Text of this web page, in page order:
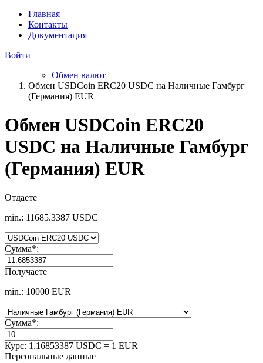
Главная
Контакты
Документация
Войти
Обмен валют
Обмен USDCoin ERC20 USDC на Наличные Гамбург
(Германия) EUR
Обмен USDCoin ERC20
USDC на Наличные Гамбург
(Германия) EUR
Отдаете
min.: 11685.3387 USDC
Сумма*:
Получаете
min.: 10000 EUR
Сумма*:
Курс: 1.16853387 USDC = 1 EUR
Персональные данные